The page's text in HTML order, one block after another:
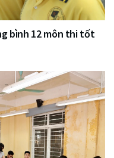
bình 12 môn thi tốt